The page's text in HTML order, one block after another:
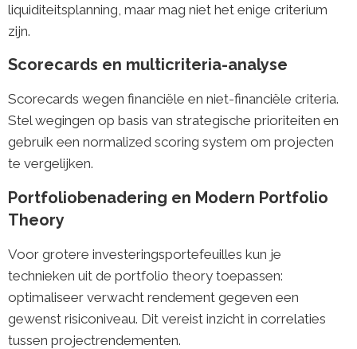
liquiditeitsplanning, maar mag niet het enige criterium
zijn.
Scorecards en multicriteria-analyse
Scorecards wegen financiële en niet-financiële criteria.
Stel wegingen op basis van strategische prioriteiten en
gebruik een normalized scoring system om projecten
te vergelijken.
Portfoliobenadering en Modern Portfolio
Theory
Voor grotere investeringsportefeuilles kun je
technieken uit de portfolio theory toepassen:
optimaliseer verwacht rendement gegeven een
gewenst risiconiveau. Dit vereist inzicht in correlaties
tussen projectrendementen.